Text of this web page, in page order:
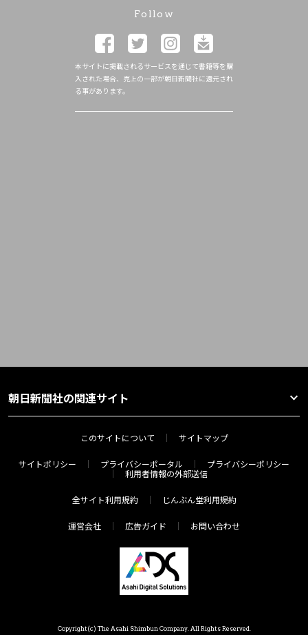
Follow
本サイトに掲載されるサービスを通じて書籍等を購
入された場合、売上の一部が朝日新聞社に還元され
る事があります。
朝日新聞社の関連サイト
このサイトについて サイトマップ
サイトポリシー プライバシーポータル
プライバシーポリシー
利用者情報の外部送信
全サイト利用規約 じんぶん堂利用規約
運営会社 広告ガイド お問い合わせ
Copyright(c) The Asahi Shimbun Company. All Rights Reserved.